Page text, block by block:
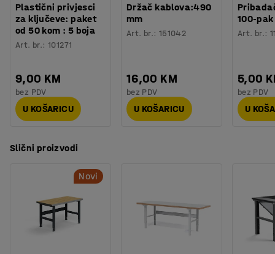
Plastični privjesci
za ključeve: paket
od 50 kom : 5 boja
Art. br.:101271
9,00 KM
bez PDV
U KOŠARICU
Držač kablova:490
mm
Art. br.: 151042
16,00 KM
bez PDV
U KOŠARICU
100-pak
Art. br.:
5,00
bez PDV
U
Slični proizvodi
Novi